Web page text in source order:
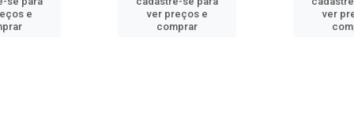
e
ver preços e
comprar
ver